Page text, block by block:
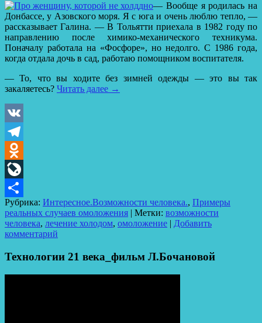
— Вообще я родилась на
Донбассе, у Азовского моря. Я с юга и очень люблю тепло, —
рассказывает Галина. — В Тольятти приехала в 1982 году по
направлению после химико-механического техникума.
Поначалу работала на «Фосфоре», но недолго. С 1986 года,
когда отдала дочь в сад, работаю помощником воспитателя.
— То, что вы ходите без зимней одежды — это вы так
закаляетесь? Читать далее →
VK
Telegram
Odnoklassniki
LiveJournal
Отправить
Рубрика: Интересное.Возможности человека., Примеры
реальных случаев омоложения | Метки: возможности
человека, лечение холодом, омоложение | Добавить
комментарий
Технологии 21 века_фильм Л.Бочановой